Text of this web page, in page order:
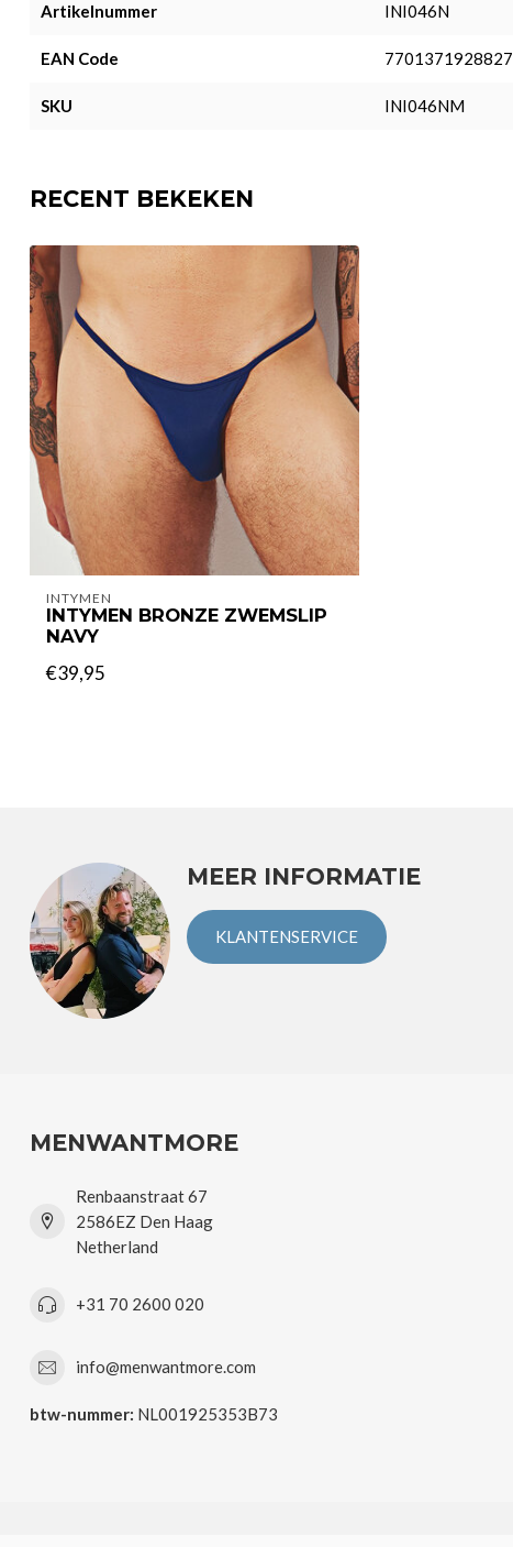
Artikelnummer INI046N
EAN Code 7701371928827
SKU INI046NM
RECENT BEKEKEN
INTYMEN
INTYMEN BRONZE ZWEMSLIP
NAVY
€39,95
MEER INFORMATIE
KLANTENSERVICE
MENWANTMORE
Renbaanstraat 67
2586EZ Den Haag
Netherland
+31 70 2600 020
info@menwantmore.com
btw-nummer: NL001925353B73